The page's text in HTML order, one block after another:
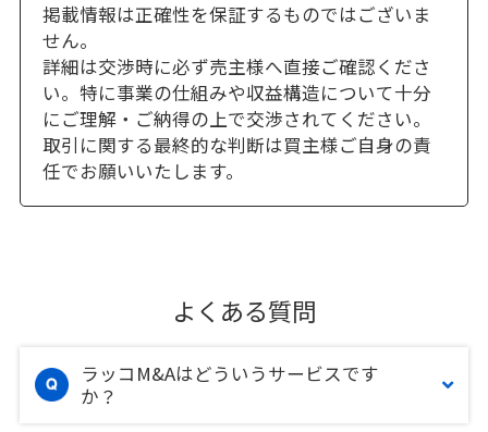
掲載情報は正確性を保証するものではございま
せん。
詳細は交渉時に必ず売主様へ直接ご確認くださ
い。特に事業の仕組みや収益構造について十分
にご理解・ご納得の上で交渉されてください。
取引に関する最終的な判断は買主様ご自身の責
任でお願いいたします。
よくある質問
ラッコM&Aはどういうサービスです
か？